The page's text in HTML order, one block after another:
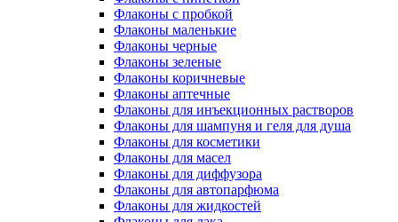
Флаконы с пробкой
Флаконы маленькие
Флаконы черные
Флаконы зеленые
Флаконы коричневые
Флаконы аптечные
Флаконы для инъекционных растворов
Флаконы для шампуня и геля для душа
Флаконы для косметики
Флаконы для масел
Флаконы для диффузора
Флаконы для автопарфюма
Флаконы для жидкостей